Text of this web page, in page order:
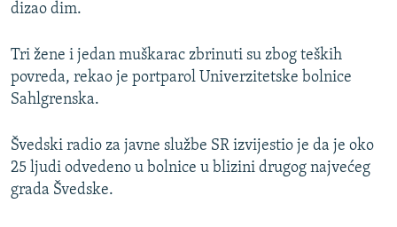
dizao dim.
Tri žene i jedan muškarac zbrinuti su zbog teških
povreda, rekao je portparol Univerzitetske bolnice
Sahlgrenska.
Švedski radio za javne službe SR izvijestio je da je oko
25 ljudi odvedeno u bolnice u blizini drugog najvećeg
grada Švedske.